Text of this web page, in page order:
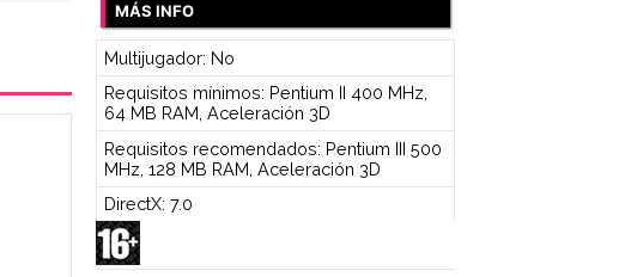
MÁS INFO
Multijugador: No
Requisitos mínimos: Pentium II 400 MHz,
64 MB RAM, Aceleración 3D
Requisitos recomendados: Pentium III 500
MHz, 128 MB RAM, Aceleración 3D
DirectX: 7.0